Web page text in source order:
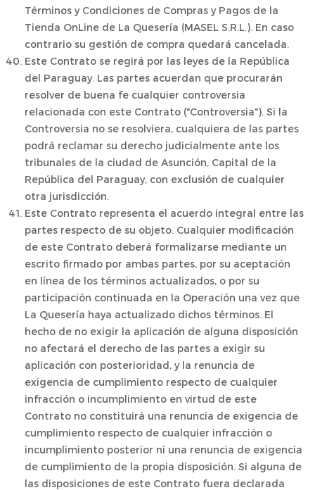
Términos y Condiciones de Compras y Pagos de la
Tienda OnLine de La Quesería (MASEL S.R.L.). En caso
contrario su gestión de compra quedará cancelada.
Este Contrato se regirá por las leyes de la República
del Paraguay. Las partes acuerdan que procurarán
resolver de buena fe cualquier controversia
relacionada con este Contrato ("Controversia"). Si la
Controversia no se resolviera, cualquiera de las partes
podrá reclamar su derecho judicialmente ante los
tribunales de la ciudad de Asunción, Capital de la
República del Paraguay, con exclusión de cualquier
otra jurisdicción.
Este Contrato representa el acuerdo integral entre las
partes respecto de su objeto. Cualquier modificación
de este Contrato deberá formalizarse mediante un
escrito firmado por ambas partes, por su aceptación
en línea de los términos actualizados, o por su
participación continuada en la Operación una vez que
La Quesería haya actualizado dichos términos. El
hecho de no exigir la aplicación de alguna disposición
no afectará el derecho de las partes a exigir su
aplicación con posterioridad, y la renuncia de
exigencia de cumplimiento respecto de cualquier
infracción o incumplimiento en virtud de este
Contrato no constituirá una renuncia de exigencia de
cumplimiento respecto de cualquier infracción o
incumplimiento posterior ni una renuncia de exigencia
de cumplimiento de la propia disposición. Si alguna de
las disposiciones de este Contrato fuera declarada